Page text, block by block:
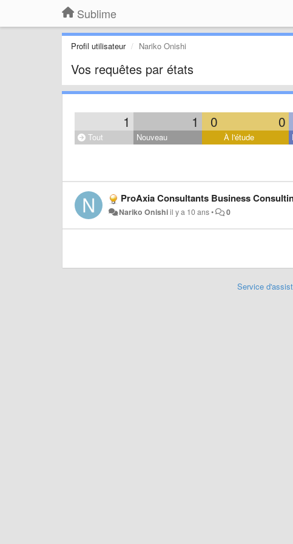
Sublime
Profil utilisateur Nariko Onishi
Vos requêtes par états
1 1 0 0
Tout Nouveau À l'étude
ProAxia Consultants Business
Nariko Onishiil y a 10 ans• 0
Service